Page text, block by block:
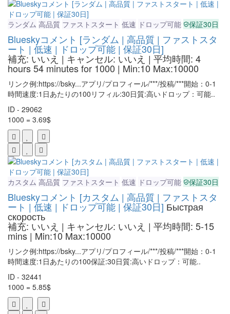
ランダム 高品質 ファストスタート 低速 ドロップ可能 保証30日
Blueskyコメント [ランダム | 高品質 | ファストスタ
ート | 低速 | ドロップ可能 | 保証30日]
補充: いいえ | キャンセル: いいえ | 平均時間: 4
hours 54 minutes for 1000 | Min:10 Max:10000
リンク例:https://bsky...アプリ/プロフィール/***/投稿/***開始：0-1
時間速度:1日あたりの100リフィル:30日質:高いドロップ：可能..
ID - 29062
1000 = 3.69$
カスタム 高品質 ファストスタート 低速 ドロップ可能 保証30日
Blueskyコメント [カスタム | 高品質 | ファストスタ
ート | 低速 | ドロップ可能 | 保証30日] Быстрая
скорость
補充: いいえ | キャンセル: いいえ | 平均時間: 5-15
mins | Min:10 Max:10000
リンク例:https://bsky...アプリ/プロフィール/***/投稿/***開始：0-1
時間速度:1日あたりの100保証:30日質:高いドロップ：可能..
ID - 32441
1000 = 5.85$